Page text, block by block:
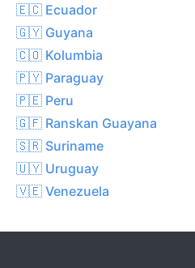
🇪🇨 Ecuador
🇬🇾 Guyana
🇨🇴 Kolumbia
🇵🇾 Paraguay
🇵🇪 Peru
🇬🇫 Ranskan Guayana
🇸🇷 Suriname
🇺🇾 Uruguay
🇻🇪 Venezuela